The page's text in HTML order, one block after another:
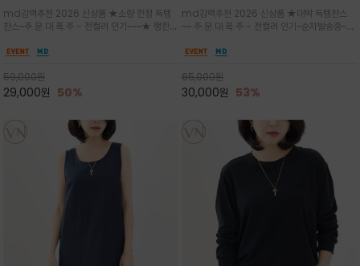
고 자연스러운 멋이 있는 핏으로 여름내
내 편하고 감각적으로 입으세요
md강력추천 2026 신상품 ★소량 한정 득템
찬스~주.문.대.폭.주 - 전컬러 인기~~~★ 쨍한듯
내추럴한 컬러감이 매력적인 티셔츠/여유로운
59,000원
29,000원 50%
워크 (Line Work) & 스케치/감각적
인 아트워크 프린트가 시선을 끄는 루즈
핏 강연티셔츠
md강력추천 2026 신상품 ★대박 득템찬스
~~ 주.문.대.폭.주 - 전컬러 인기~순차발송중~★
한 착용감을 선사하며, 자연스럽게 떨어지는 실루
으로도 포인트가 되며, 데일리 활
65,000원
30,000원 53%